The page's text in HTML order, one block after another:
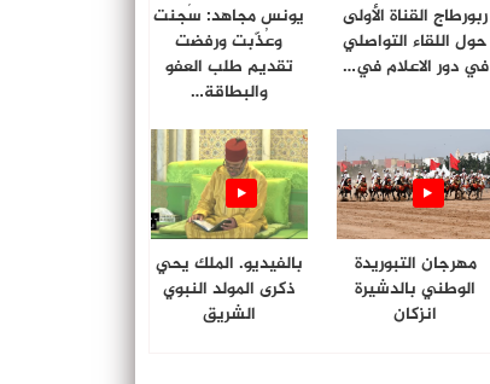
ربورطاج القناة الأولى
حول اللقاء التواصلي
في دور الاعلام في…
يونس مجاهد: سُجنت
وعُذّبت ورفضت
تقديم طلب العفو
والبطاقة…
مهرجان التبوريدة
الوطني بالدشيرة
انزكان
بالفيديو. الملك يحي
ذكرى المولد النبوي
الشريق